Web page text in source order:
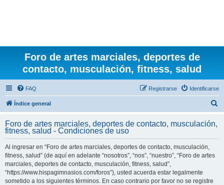
Foro de artes marciales, deportes de
contacto, musculación, fitness, salud
FAQ Identificarse
Registrarse
Índice general
c
Foro de artes marciales, deportes de contacto, musculación,
fitness, salud - Condiciones de uso
Al ingresar en “Foro de artes marciales, deportes de contacto, musculación,
fitness, salud” (de aquí en adelante “nosotros”, “nos”, “nuestro”, “Foro de artes
marciales, deportes de contacto, musculación, fitness, salud”,
“https://www.hispagimnasios.com/foros”), usted acuerda estar legalmente
sometido a los siguientes términos. En caso contrario por favor no se registre